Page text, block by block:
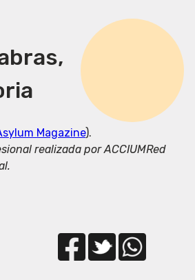
Magazine).
realizada por ACCIUMRed